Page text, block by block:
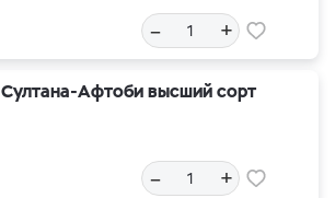
– +
Афтоби высший сорт
– +